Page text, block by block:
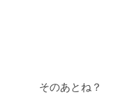
そのあとね？